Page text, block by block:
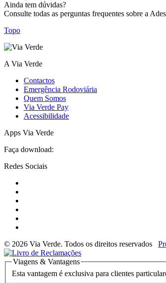
Ainda tem dúvidas?
Consulte todas as perguntas frequentes sobre a
Topo
A Via Verde
Contactos
Emergência Rodoviária
Quem Somos
Via Verde Pay
Acessibilidade
Apps Via Verde
Faça download:
Redes Sociais
© 2026 Via Verde. Todos os direitos reservados
Viagens & Vantagens
Esta vantagem é exclusiva para clientes